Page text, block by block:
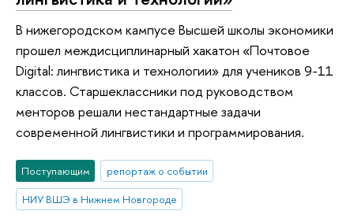
В нижегородском кампусе Высшей школы экономики
прошел междисциплинарный хакатон «Почтовое
Digital: лингвистика и технологии» для учеников 9-11
классов. Старшеклассники под руководством
менторов решали нестандартные задачи
современной лингвистики и программирования.
Поступающим
репортаж о событии
НИУ ВШЭ в Нижнем Новгороде